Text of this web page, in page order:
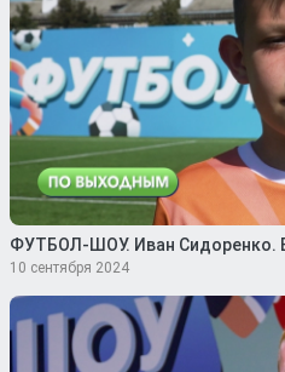
ФУТБОЛ-ШОУ. Иван Сидоренко.
10 сентября 2024